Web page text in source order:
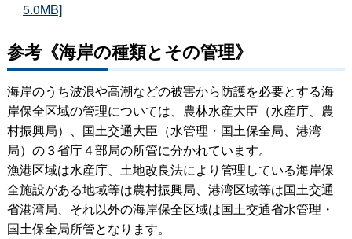
5.0MB]
参考《海岸の種類とその管理》
海岸のうち波浪や高潮などの被害から防護を必要とする海
岸保全区域の管理については、農林水産大臣（水産庁、農
村振興局）、国土交通大臣（水管理・国土保全局、港湾
局）の３省庁４部局の所管に分かれています。
漁港区域は水産庁、土地改良法により管理している海岸保
全施設がある地域等は農村振興局、港湾区域等は国土交通
省港湾局、それ以外の海岸保全区域は国土交通省水管理・
国土保全局所管となります。